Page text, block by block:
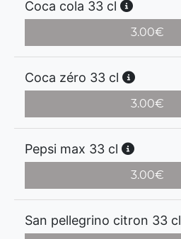
Coca cola 33 cl
3.00€
Coca zéro 33 cl
3.00€
Pepsi max 33 cl
3.00€
San pellegrino citron 33 cl